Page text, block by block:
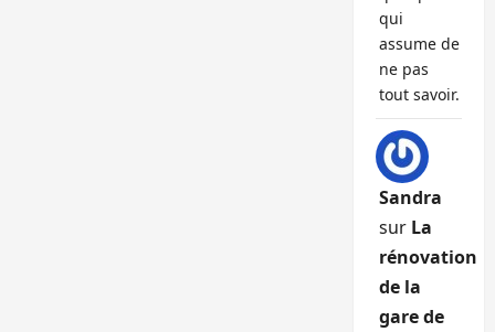
qui
assume de
ne pas
tout savoir.
Sandra
sur La
rénovation
de la
gare de